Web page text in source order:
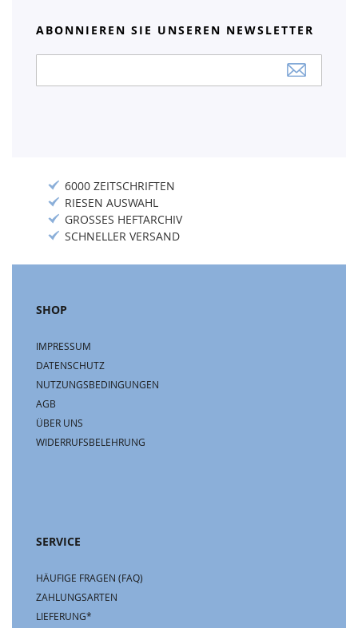
ABONNIEREN SIE UNSEREN NEWSLETTER
Newsletter:
6000 ZEITSCHRIFTEN
RIESEN AUSWAHL
GROSSES HEFTARCHIV
SCHNELLER VERSAND
SHOP
IMPRESSUM
DATENSCHUTZ
NUTZUNGSBEDINGUNGEN
AGB
ÜBER UNS
WIDERRUFSBELEHRUNG
SERVICE
HÄUFIGE FRAGEN (FAQ)
ZAHLUNGSARTEN
LIEFERUNG*